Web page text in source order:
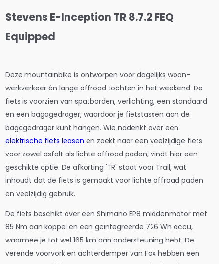
Stevens E-Inception TR 8.7.2 FEQ
Equipped
Deze mountainbike is ontworpen voor dagelijks woon-
werkverkeer én lange offroad tochten in het weekend. De
fiets is voorzien van spatborden, verlichting, een standaard
en een bagagedrager, waardoor je fietstassen aan de
bagagedrager kunt hangen. Wie nadenkt over een
elektrische fiets leasen en zoekt naar een veelzijdige fiets
voor zowel asfalt als lichte offroad paden, vindt hier een
geschikte optie. De afkorting 'TR' staat voor Trail, wat
inhoudt dat de fiets is gemaakt voor lichte offroad paden
en veelzijdig gebruik.
De fiets beschikt over een Shimano EP8 middenmotor met
85 Nm aan koppel en een geïntegreerde 726 Wh accu,
waarmee je tot wel 165 km aan ondersteuning hebt. De
verende voorvork en achterdemper van Fox hebben een